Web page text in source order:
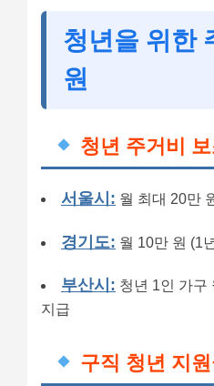
청년을 위한
원
청년 주거비
서울시: 월 최대 20만
경기도: 월 10만 원 (1
부산시: 청년 1인 가구
지급
구직 청년 지